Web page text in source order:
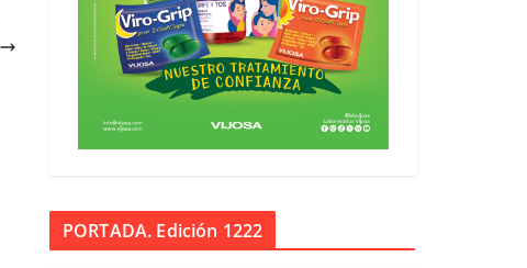
PORTADA. Edición 1222